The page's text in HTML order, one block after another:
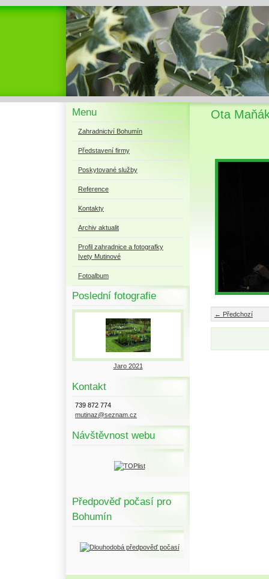
Menu
Zahradnictví Bohumín
Představení firmy
Poskytované služby
Reference
Kontakty
Archiv aktualit
Profil zahradnice a fotografky
Ivety Mutinové
Fotoalbum
Poslední fotografie
Jaro 2021
Kontakt
739 872 774
mutinaz@seznam.cz
Návštěvnost webu
Předpověď počasí pro
Bohumín
Ota
← Předchozí